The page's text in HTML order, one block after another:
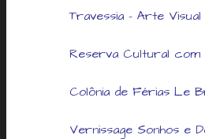
Travessia – Arte
Reserva Cultural com
Colônia de Férias Le
Vernissage Sonhos e